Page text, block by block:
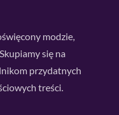
modzie,
się na
przydatnych
treści.